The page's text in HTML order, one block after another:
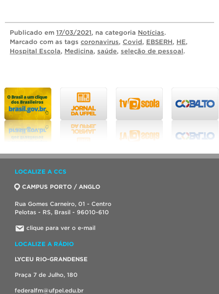
Publicado em 17/03/2021, na categoria Notícias.
Marcado com as tags coronavirus, Covid, EBSERH, HE,
Hospital Escola, Medicina, saúde, seleção de pessoal.
LOCALIZE A CCS
CAMPUS PORTO / ANGLO
Rua Gomes Carneiro, 01 - Centro
Pelotas - RS, Brasil - 96010-610
clique para ver o e-mail
LOCALIZE A RÁDIO
LYCEU RIO-GRANDENSE
Praça 7 de Julho, 180
federalfm@ufpel.edu.br